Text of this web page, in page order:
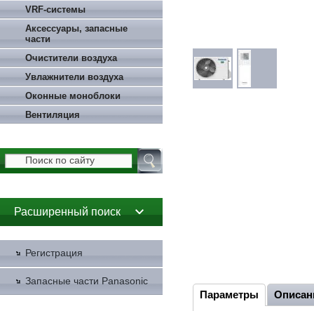
VRF-системы
Аксессуары, запасные
части
Очистители воздуха
Увлажнители воздуха
Оконные моноблоки
Вентиляция
Расширенный поиск
Регистрация
Запасные части Panasonic
Параметры